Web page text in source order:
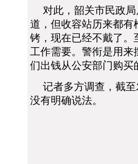
对此，韶关市民政局
道，但收容站历来都
铐，现在已经不戴了
工作需要。警衔是用
们出钱从公安部门购买
记者多方调查，截至
没有明确说法。